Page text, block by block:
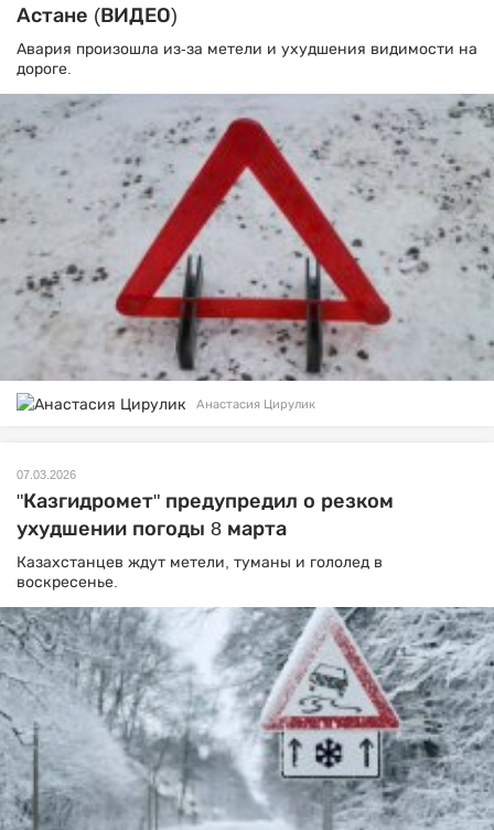
Астане (ВИДЕО)
Авария произошла из-за метели и ухудшения видимости на
дороге.
Анастасия Цирулик
07.03.2026
"Казгидромет" предупредил о резком
ухудшении погоды 8 марта
Казахстанцев ждут метели, туманы и гололед в
воскресенье.